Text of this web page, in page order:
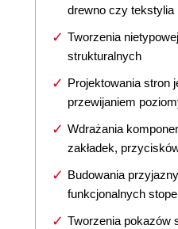
drewno czy tekstylia
Tworzenia
strukturalnych
Projektowania stron
przewijaniem
Wdrażania
zakładek,
Budowania
funkcjonalnych
Tworzenia pokazów